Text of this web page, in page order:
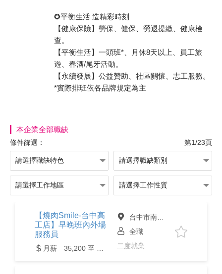
✪平衡生活 造精彩時刻
【健康保險】勞保、健保、勞退提繳、健康檢
查。
【平衡生活】一頭班*、月休8天以上、員工旅
遊、春酒/尾牙活動。
【永續發展】公益贊助、社區關懷、志工服務。
*實際排班依各品牌規定為主
本企業全部職缺
條件篩選： 第1/23頁
【燒肉Smile-台中高
工店】早晚班內外場
服務員
月薪 35,200 至 49,600元
台中市南區
全職
二度就業